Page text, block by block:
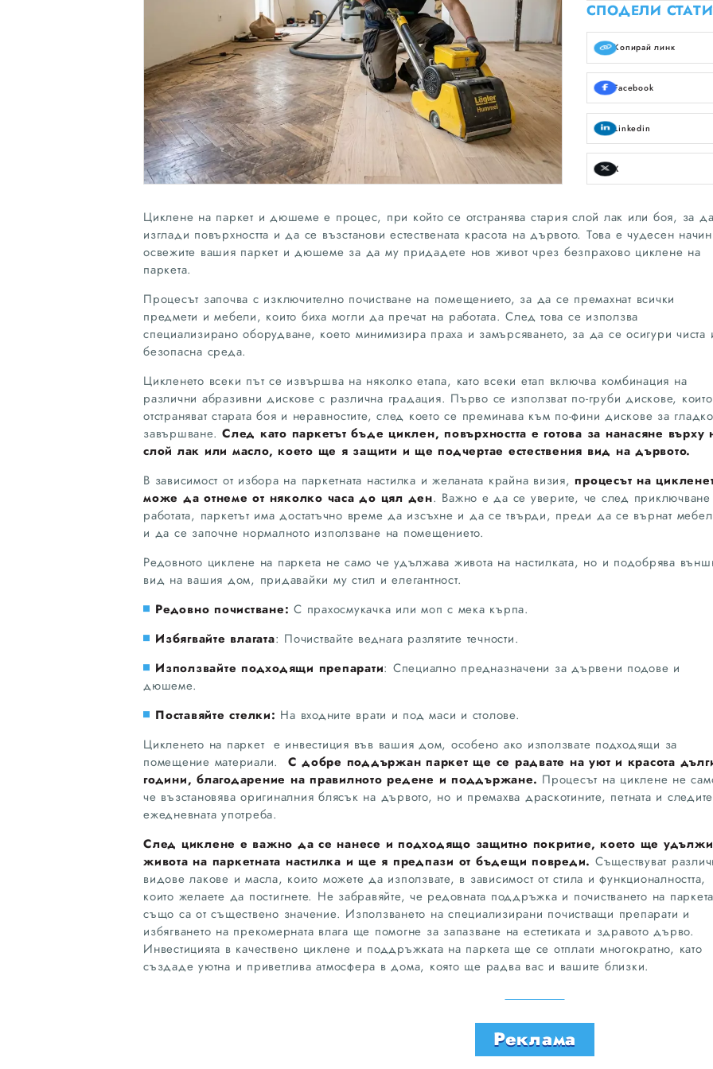
СПОДЕЛИ
Копирай линк
Facebook
Linkedin
X
Циклене на паркет и дюшеме е процес, при който се отстранява стария слой лак или боя, за
изглади повърхността и да се възстанови естествената красота на дървото. Това е чудесен
освежите вашия паркет и дюшеме за да му придадете нов живот чрез безпрахово циклене на
паркета.
Процесът започва с изключително почистване на помещението, за да се премахнат всички
предмети и мебели, които биха могли да пречат на работата. След това се използва
специализирано оборудване, което минимизира праха и замърсяването, за да се осигури чиста
безопасна среда.
Цикленето всеки път се извършва на няколко етапа, като всеки етап включва комбинация на
различни абразивни дискове с различна градация. Първо се използват по-груби дискове, които
отстраняват старата боя и неравностите, след което се преминава към по-фини дискове за гладко
завършване. След като паркетът бъде циклен, повърхността е готова за нанасяне върху
слой лак или масло, което ще я защити и ще подчертае естествения вид на дървото.
В зависимост от избора на паркетната настилка и желаната крайна визия,процесът на
може да отнеме от няколко часа до цял ден. Важно е да се уверите, че след приключване
работата, паркетът има достатъчно време да изсъхне и да се твърди, преди да се върнат
и да се започне нормалното използване на помещението.
Редовното циклене на паркета не само че удължава живота на настилката, но и подобрява
вид на вашия дом, придавайки му стил и елегантност.
Редовно почистване: С прахосмукачка или моп с мека кърпа.
Избягвайте влагата: Почиствайте веднага разлятите течности.
Използвайте подходящи препарати: Специално предназначени за дървени подове и
дюшеме.
Поставяйте стелки: На входните врати и под маси и столове.
Цикленето на паркет е инвестиция във вашия дом, особено ако използвате подходящи за
помещение материали. С добре поддържан паркет ще се радвате на уют и красота
години, благодарение на правилното редене и поддържане. Процесът на циклене не
че възстановява оригиналния блясък на дървото, но и премахва драскотините, петната и
ежедневната употреба.
След циклене е важно да се нанесе и подходящо защитно покритие, което ще удължи
живота на паркетната настилка и ще я предпази от бъдещи повреди. Съществуват
видове лакове и масла, които можете да използвате, в зависимост от стила и функционалността,
които желаете да постигнете. Не забравяйте, че редовната поддръжка и почистването на паркета
също са от съществено значение. Използването на специализирани почистващи препарати и
избягването на прекомерната влага ще помогне за запазване на естетиката и здравото дърво.
Инвестицията в качествено циклене и поддръжката на паркета ще се отплати многократно, като
създаде уютна и приветлива атмосфера в дома, която ще радва вас и вашите близки.
Реклама